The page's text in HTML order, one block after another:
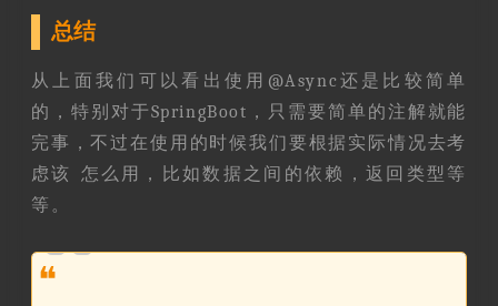
总结
从上面我们可以看出使用@Async还是比较简单
的，特别对于SpringBoot，只需要简单的注解就能
完事，不过在使用的时候我们要根据实际情况去考
虑该 怎么用，比如数据之间的依赖，返回类型等
等。
❝